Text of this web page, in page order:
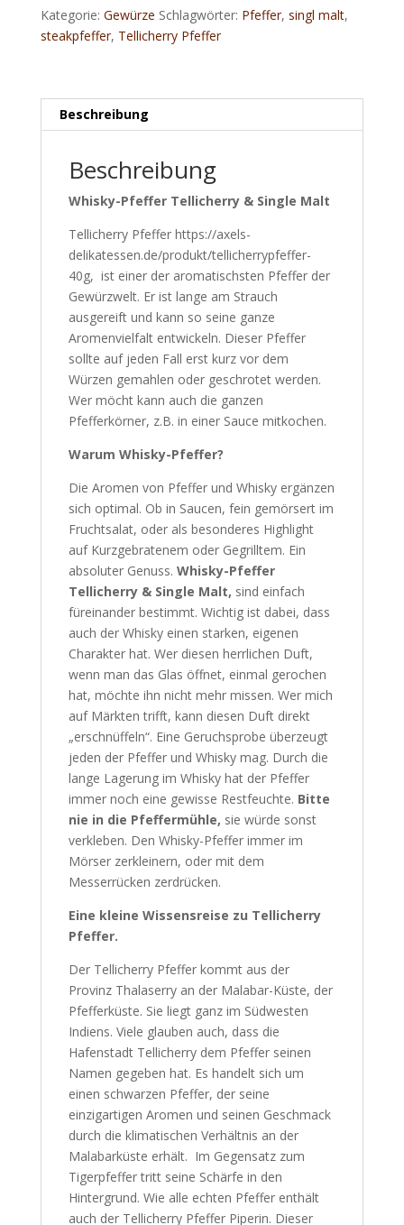
Single
Malt
Kategorie: Gewürze Schlagwörter: Pfeffer, singl malt,
steakpfeffer, Tellicherry Pfeffer
Beschreibung
Beschreibung
Whisky-Pfeffer Tellicherry & Single Malt
Tellicherry Pfeffer https://axels-
delikatessen.de/produkt/tellicherrypfeffer-
40g, ist einer der aromatischsten Pfeffer der
Gewürzwelt. Er ist lange am Strauch
ausgereift und kann so seine ganze
Aromenvielfalt entwickeln. Dieser Pfeffer
sollte auf jeden Fall erst kurz vor dem
Würzen gemahlen oder geschrotet werden.
Wer möcht kann auch die ganzen
Pfefferkörner, z.B. in einer Sauce mitkochen.
Warum Whisky-Pfeffer?
Die Aromen von Pfeffer und Whisky ergänzen
sich optimal. Ob in Saucen, fein gemörsert im
Fruchtsalat, oder als besonderes Highlight
auf Kurzgebratenem oder Gegrilltem. Ein
absoluter Genuss. Whisky-Pfeffer
Tellicherry & Single Malt, sind einfach
füreinander bestimmt. Wichtig ist dabei, dass
auch der Whisky einen starken, eigenen
Charakter hat. Wer diesen herrlichen Duft,
wenn man das Glas öffnet, einmal gerochen
hat, möchte ihn nicht mehr missen. Wer mich
auf Märkten trifft, kann diesen Duft direkt
„erschnüffeln“. Eine Geruchsprobe überzeugt
jeden der Pfeffer und Whisky mag. Durch die
lange Lagerung im Whisky hat der Pfeffer
immer noch eine gewisse Restfeuchte. Bitte
nie in die Pfeffermühle, sie würde sonst
verkleben. Den Whisky-Pfeffer immer im
Mörser zerkleinern, oder mit dem
Messerrücken zerdrücken.
Eine kleine Wissensreise zu Tellicherry
Pfeffer.
Der Tellicherry Pfeffer kommt aus der
Provinz Thalaserry an der Malabar-Küste, der
Pfefferküste. Sie liegt ganz im Südwesten
Indiens. Viele glauben auch, dass die
Hafenstadt Tellicherry dem Pfeffer seinen
Namen gegeben hat. Es handelt sich um
einen schwarzen Pfeffer, der seine
einzigartigen Aromen und seinen Geschmack
durch die klimatischen Verhältnis an der
Malabarküste erhält. Im Gegensatz zum
Tigerpfeffer tritt seine Schärfe in den
Hintergrund. Wie alle echten Pfeffer enthält
auch der Tellicherry Pfeffer Piperin. Dieser